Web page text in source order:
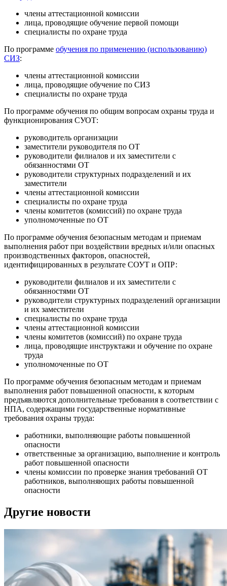
члены аттестационной комиссии
лица, проводящие обучение первой помощи
специалисты по охране труда
По программе обучения по применению (использованию)
СИЗ:
члены аттестационной комиссии
лица, проводящие обучение по СИЗ
специалисты по охране труда
По программе обучения по общим вопросам охраны труда и
функционирования СУОТ:
руководитель организации
заместители руководителя по ОТ
руководители филиалов и их заместители с
обязанностями ОТ
руководители структурных подразделений и их
заместители
члены аттестационной комиссии
специалисты по охране труда
члены комитетов (комиссий) по охране труда
уполномоченные по ОТ
По программе обучения безопасным методам и приемам
выполнения работ при воздействии вредных и/или опасных
производственных факторов, опасностей,
идентифицированных в результате СОУТ и ОПР:
руководители филиалов и их заместители с
обязанностями ОТ
руководители структурных подразделений организации
и их заместители
специалисты по охране труда
члены аттестационной комиссии
члены комитетов (комиссий) по охране труда
лица, проводящие инструктажи и обучение по охране
труда
уполномоченные по ОТ
По программе обучения безопасным методам и приемам
выполнения работ повышенной опасности, к которым
предъявляются дополнительные требования в соответствии с
НПА, содержащими государственные нормативные
требования охраны труда:
работники, выполняющие работы повышенной
опасности
ответственные за организацию, выполнение и контроль
работ повышенной опасности
члены комиссии по проверке знания требований ОТ
работников, выполняющих работы повышенной
опасности
Другие новости